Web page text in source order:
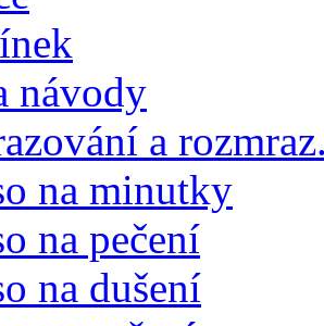
návody
a
na minutky
na pečení
na dušení